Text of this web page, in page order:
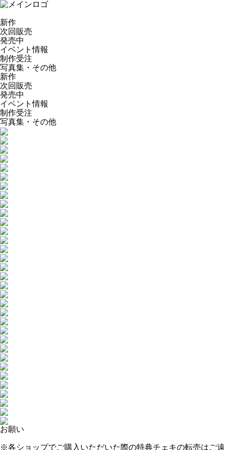
新作
次回販売
発売中
イベント情報
制作受注
写真集・その他
新作
次回販売
発売中
イベント情報
制作受注
写真集・その他
お願い
※各ショップでご購入いただいた際の特典チェキの転売はご遠